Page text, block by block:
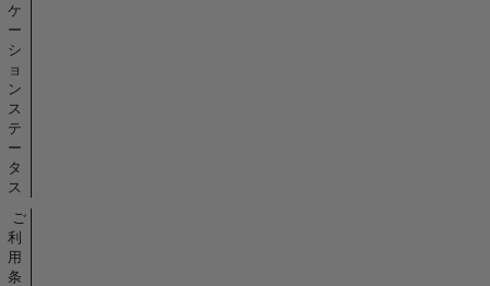
ケ
ー
シ
ョ
ン
ス
テ
ー
タ
ス
ご
利
用
条